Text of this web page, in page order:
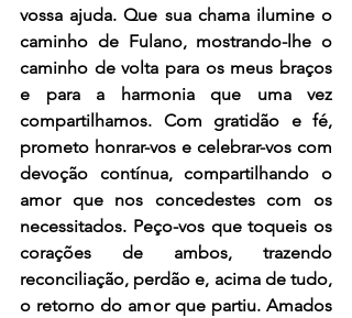
vossa ajuda. Que sua chama ilumine o
caminho de Fulano, mostrando-lhe o
caminho de volta para os meus braços
e para a harmonia que uma vez
compartilhamos. Com gratidão e fé,
prometo honrar-vos e celebrar-vos com
devoção contínua, compartilhando o
amor que nos concedestes com os
necessitados. Peço-vos que toqueis os
corações de ambos, trazendo
reconciliação, perdão e, acima de tudo,
o retorno do amor que partiu. Amados